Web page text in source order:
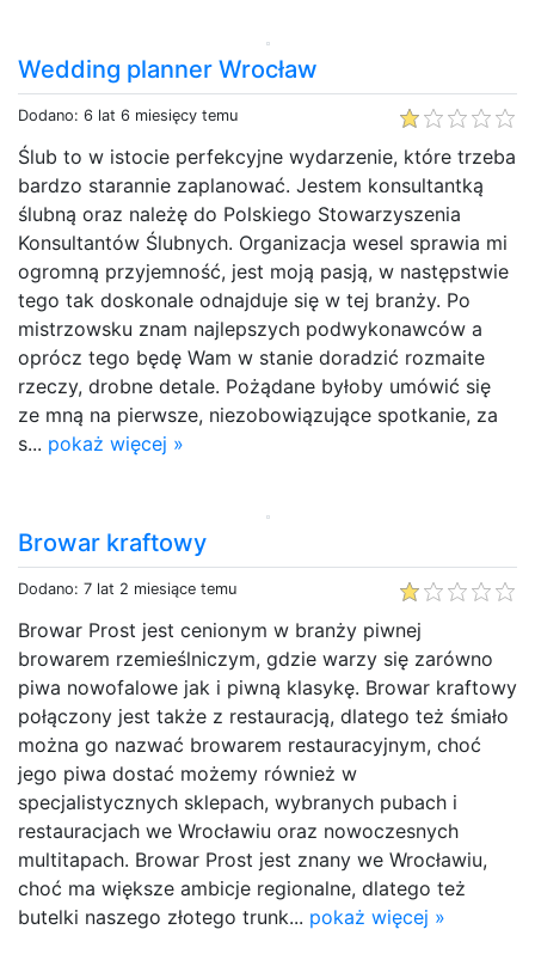
Wedding planner Wrocław
Dodano: 6 lat 6 miesięcy temu
Ślub to w istocie perfekcyjne wydarzenie, które trzeba
bardzo starannie zaplanować. Jestem konsultantką
ślubną oraz należę do Polskiego Stowarzyszenia
Konsultantów Ślubnych. Organizacja wesel sprawia mi
ogromną przyjemność, jest moją pasją, w następstwie
tego tak doskonale odnajduje się w tej branży. Po
mistrzowsku znam najlepszych podwykonawców a
oprócz tego będę Wam w stanie doradzić rozmaite
rzeczy, drobne detale. Pożądane byłoby umówić się
ze mną na pierwsze, niezobowiązujące spotkanie, za
s... pokaż więcej »
Browar kraftowy
Dodano: 7 lat 2 miesiące temu
Browar Prost jest cenionym w branży piwnej
browarem rzemieślniczym, gdzie warzy się zarówno
piwa nowofalowe jak i piwną klasykę. Browar kraftowy
połączony jest także z restauracją, dlatego też śmiało
można go nazwać browarem restauracyjnym, choć
jego piwa dostać możemy również w
specjalistycznych sklepach, wybranych pubach i
restauracjach we Wrocławiu oraz nowoczesnych
multitapach. Browar Prost jest znany we Wrocławiu,
choć ma większe ambicje regionalne, dlatego też
butelki naszego złotego trunk... pokaż więcej »